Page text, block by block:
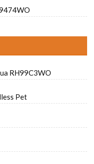
RH99C3WO
Pet